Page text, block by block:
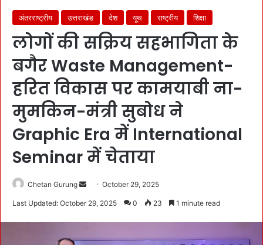
अंतरराष्ट्रीय उत्तराखंड देश यूथ राष्ट्रीय शिक्षा
लोगों की सक्रिय सहभागिता के
बगैर Waste Management-
हरित विकास पर कामयाबी ना-
मुमकिन-मंत्री सुबोध ने
Graphic Era में International
Seminar में चेताया
Chetan Gurung
a
October 29, 2025
Last Updated: October 29, 2025 0 23 1 minute read